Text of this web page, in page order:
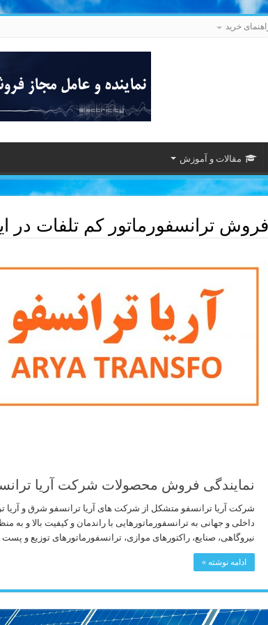
خرید
مقالات و آموزش
فروش ترانسفورماتور کم تلفات در
نمایندگی فروش محصولات شرکت آریا
شرکت آریا ترانسفو متشکل از شرکت های آریا ترانسفو شرق و آریا
داخلی و جهانی به ترانسفورماتورهایی با راندمان و کیفیت بالا و به
نیروگاهی، صنایع، راکتورهای موازی، ترانسفورماتورهای توزیع و
ادامه نوشته »